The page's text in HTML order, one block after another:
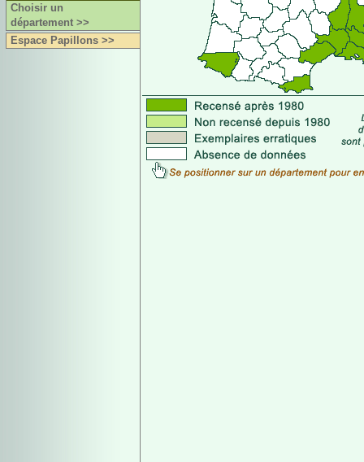
Choisir un
département >>
Espace Papillons >>